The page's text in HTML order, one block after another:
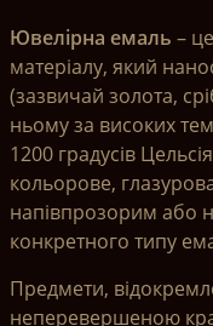
Ювелірна емаль –
матеріалу, який
(зазвичай золота,
ньому за високих
1200 градусів
кольорове,
напівпрозорим або
конкретного типу
Предмети,
неперевершеною